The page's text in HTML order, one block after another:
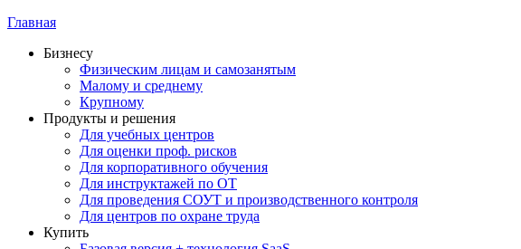
Главная
Бизнесу
Физическим лицам и самозанятым
Малому и среднему
Крупному
Продукты и решения
Для учебных центров
Для оценки проф. рисков
Для корпоративного обучения
Для инструктажей по ОТ
Для проведения СОУТ и производственного контроля
Для центров по охране труда
Купить